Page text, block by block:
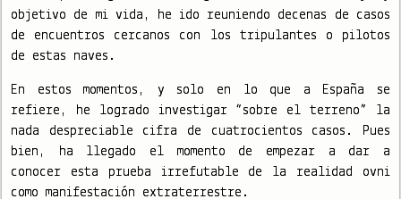
objetivo de mi vida, he ido reuniendo decenas de casos
de encuentros cercanos con los tripulantes o pilotos
de estas naves.
En estos momentos, y solo en lo que a España se
refiere, he logrado investigar “sobre el terreno” la
nada despreciable cifra de cuatrocientos casos. Pues
bien, ha llegado el momento de empezar a dar a
conocer esta prueba irrefutable de la realidad ovni
como manifestación extraterrestre.